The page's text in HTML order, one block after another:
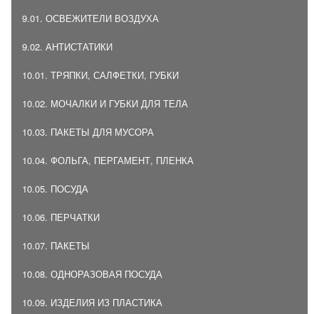
9.01. ОСВЕЖИТЕЛИ ВОЗДУХА
9.02. АНТИСТАТИКИ
10.01. ТРЯПКИ, САЛФЕТКИ, ГУБКИ
10.02. МОЧАЛКИ И ГУБКИ ДЛЯ ТЕЛА
10.03. ПАКЕТЫ ДЛЯ МУСОРА
10.04. ФОЛЬГА, ПЕРГАМЕНТ, ПЛЕНКА
10.05. ПОСУДА
10.06. ПЕРЧАТКИ
10.07. ПАКЕТЫ
10.08. ОДНОРАЗОВАЯ ПОСУДА
10.09. ИЗДЕЛИЯ ИЗ ПЛАСТИКА